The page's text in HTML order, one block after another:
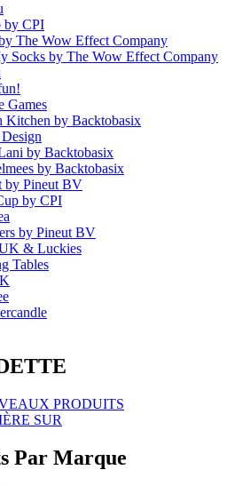
by CPI
The Wow Effect Company
Socks by The Wow Effect Company
Games
Kitchen by Backtobasix
by Backtobasix
by Backtobasix
by Pineut BV
by CPI
by Pineut BV
& Luckies
Tables
PRODUITS
SUR
Par Marque